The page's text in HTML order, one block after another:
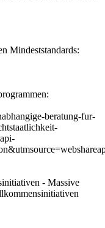
Mindeststandards:
beratung-fur-
- Massive